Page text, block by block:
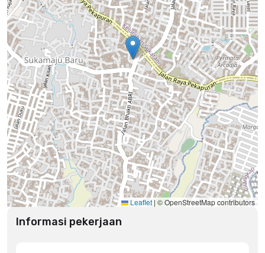
Leaflet | © OpenStreetMap contributors
Informasi pekerjaan